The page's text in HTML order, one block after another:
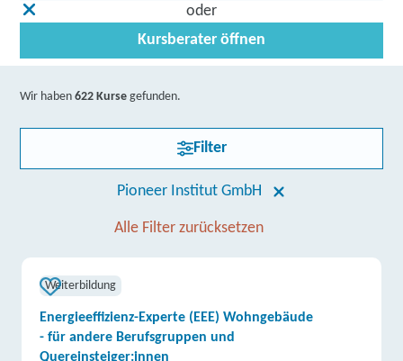
oder
Kursberater öffnen
Wir haben622 Kurse gefunden.
Filter
Pioneer Institut GmbH
Alle Filter zurücksetzen
Weiterbildung
Energieeffizienz-Experte (EEE) Wohngebäude
- für andere Berufsgruppen und
Quereinsteiger:innen